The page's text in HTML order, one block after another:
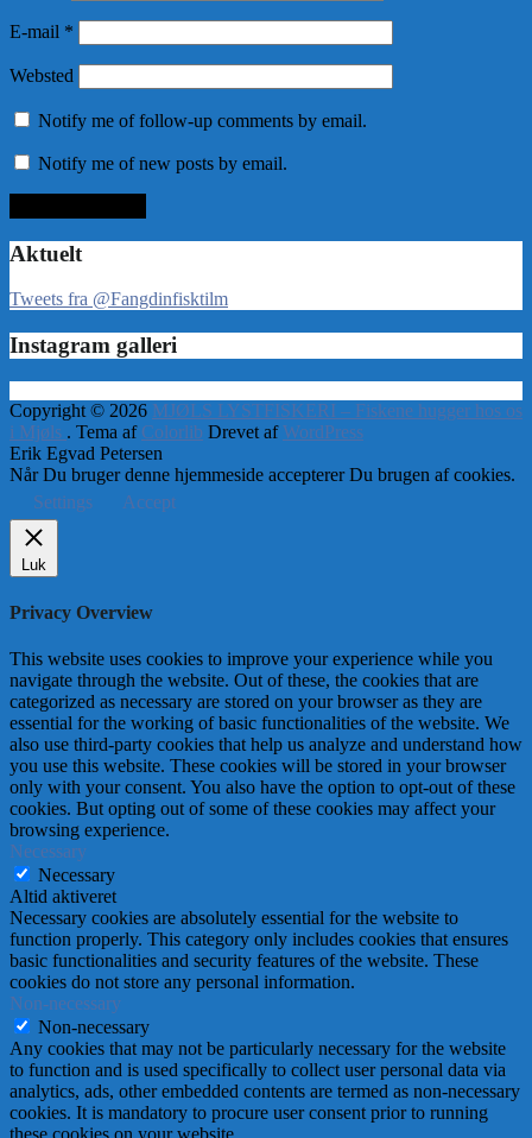
E-mail *
Websted
Notify me of follow-up comments by email.
Notify me of new posts by email.
Aktuelt
Tweets fra @Fangdinfisktilm
Instagram galleri
Copyright © 2026 MJØLS LYSTFISKERI – Fiskene hugger hos os
i Mjøls . Tema af Colorlib Drevet afWordPress
Erik Egvad Petersen
Når Du bruger denne hjemmeside accepterer Du brugen af cookies.
Settings
Accept
Luk
Privacy Overview
This website uses cookies to improve your experience while you
navigate through the website. Out of these, the cookies that are
categorized as necessary are stored on your browser as they are
essential for the working of basic functionalities of the website. We
also use third-party cookies that help us analyze and understand how
you use this website. These cookies will be stored in your browser
only with your consent. You also have the option to opt-out of these
cookies. But opting out of some of these cookies may affect your
browsing experience.
Necessary
Necessary
Altid aktiveret
Necessary cookies are absolutely essential for the website to
function properly. This category only includes cookies that ensures
basic functionalities and security features of the website. These
cookies do not store any personal information.
Non-necessary
Non-necessary
Any cookies that may not be particularly necessary for the website
to function and is used specifically to collect user personal data via
analytics, ads, other embedded contents are termed as non-necessary
cookies. It is mandatory to procure user consent prior to running